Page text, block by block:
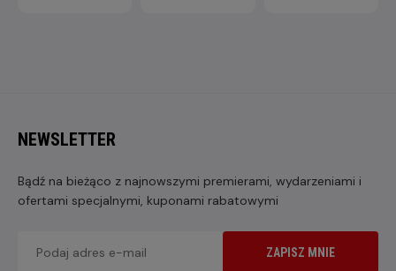
NEWSLETTER
Bądź na bieżąco z najnowszymi premierami, wydarzeniami i
ofertami specjalnymi, kuponami rabatowymi
ZAPISZ MNIE